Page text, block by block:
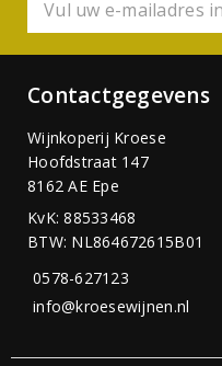
Contactgegevens
Wijnkoperij Kroese
Hoofdstraat 147
8162 AE Epe
KvK: 88533468
BTW: NL864672615B01
0578-627123
info@kroesewijnen.nl